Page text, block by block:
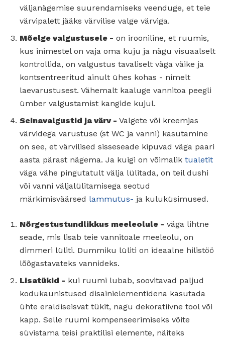
väljanägemise suurendamiseks veenduge, et teie
värvipalett jääks värvilise valge värviga.
Mõelge valgustusele - on irooniline, et ruumis,
kus inimestel on vaja oma kuju ja nägu visuaalselt
kontrollida, on valgustus tavaliselt väga väike ja
kontsentreeritud ainult ühes kohas - nimelt
laevarustusest. Vähemalt kaaluge vannitoa peegli
ümber valgustamist kangide kujul.
Seinavalgustid ja värv - Valgete või kreemjas
värvidega varustuse (st WC ja vanni) kasutamine
on see, et värvilised sisseseade kipuvad väga paari
aasta pärast nägema. Ja kuigi on võimalik tualetit
väga vähe pingutatult välja lülitada, on teil dushi
või vanni väljalülitamisega seotud
märkimisväärsed lammutus- ja kuluküsimused.
Nõrgestustundlikkus meeleolule - väga lihtne
seade, mis lisab teie vannitoale meeleolu, on
dimmeri lüliti. Dummiku lüliti on ideaalne hilistöö
lõõgastavateks vannideks.
Lisatükid - kui ruumi lubab, soovitavad paljud
kodukaunistused disainielementidena kasutada
ühte eraldiseisvat tükit, nagu dekoratiivne tool või
kapp. Selle ruumi kompenseerimiseks võite
süvistama teisi praktilisi elemente, näiteks